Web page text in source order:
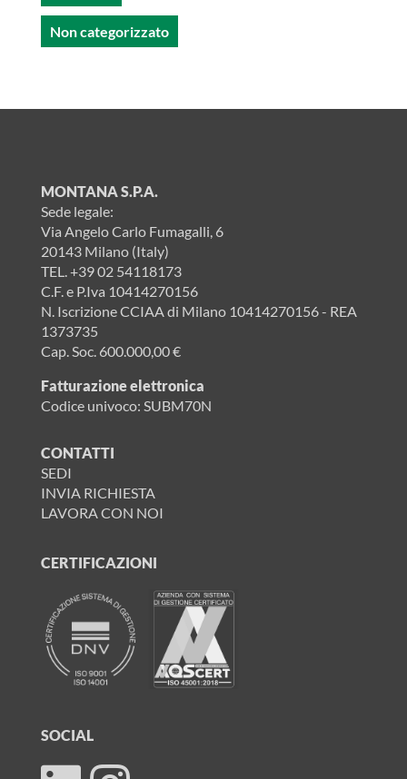
Non categorizzato
MONTANA S.P.A.
Sede legale:
Via Angelo Carlo Fumagalli, 6
20143 Milano (Italy)
TEL.+39 02 54118173
C.F. e P.Iva 10414270156
N. Iscrizione CCIAA di Milano 10414270156 - REA
1373735
Cap. Soc. 600.000,00 €
Fatturazione elettronica
Codice univoco: SUBM70N
CONTATTI
SEDI
INVIA RICHIESTA
LAVORA CON NOI
CERTIFICAZIONI
SOCIAL